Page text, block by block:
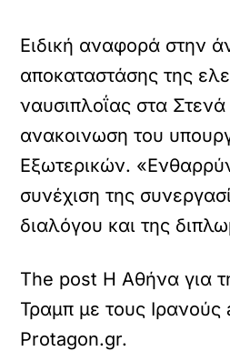
Ειδική αναφορά στην
αποκαταστάσης της
ναυσιπλοΐας στα
ανακοινωση του
Εξωτερικών.
συνέχιση της
διαλόγου και της
The post H Aθήνα για
Τραμπ με τους
Protagon.gr.